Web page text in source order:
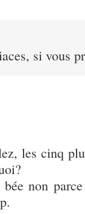
si vous
les cinq
non